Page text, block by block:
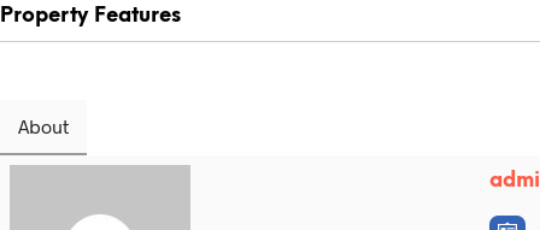
Property Features
About